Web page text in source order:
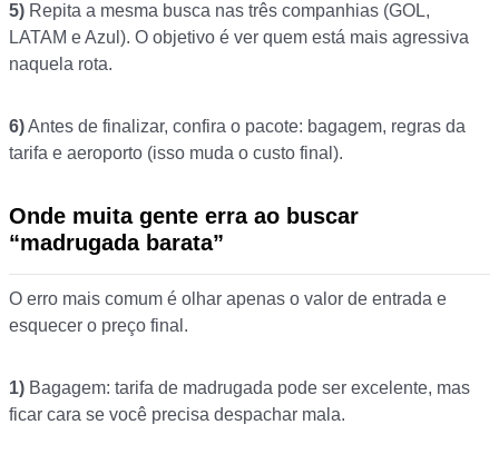
5) Repita a mesma busca nas três companhias (GOL,
LATAM e Azul). O objetivo é ver quem está mais agressiva
naquela rota.
6)Antes de finalizar, confira o pacote: bagagem, regras da
tarifa e aeroporto (isso muda o custo final).
Onde muita gente erra ao buscar
“madrugada barata”
O erro mais comum é olhar apenas o valor de entrada e
esquecer o preço final.
1) Bagagem: tarifa de madrugada pode ser excelente, mas
ficar cara se você precisa despachar mala.